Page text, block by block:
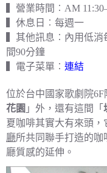
▍營業時間︰AM
▍休息日︰每週一
▍其他訊息︰內用低
間90分鐘
▍電子菜單︰ 連結
位於台中國家歌劇院
花園 」外，還有這間「
夏咖啡其實大有來頭，
廳所共同聯手打造的
廳質感的延伸。